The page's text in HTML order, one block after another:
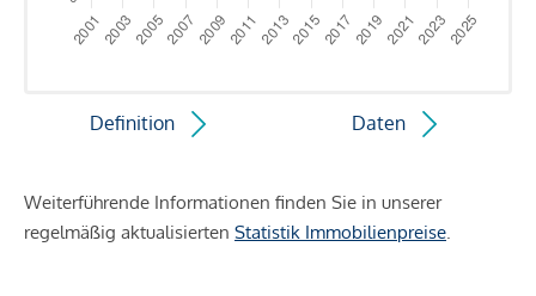
Definition Daten
Weiterführende Informationen finden Sie in unserer
regelmäßig aktualisierten Statistik Immobilienpreise